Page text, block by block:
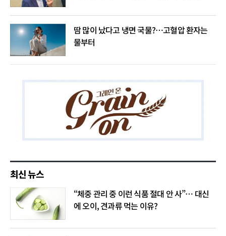
땀 많이 났다고 냉면 국물?…고혈압 환자는
물부터
최신 뉴스
“체중 관리 중 이런 식품 절대 안 사”… 대신
에 오이, 견과류 먹는 이유?